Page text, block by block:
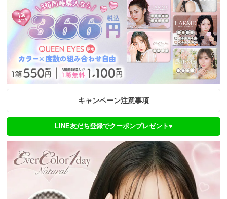
キャンペーン注意事項
LINE友だち登録でクーポンプレゼント♥